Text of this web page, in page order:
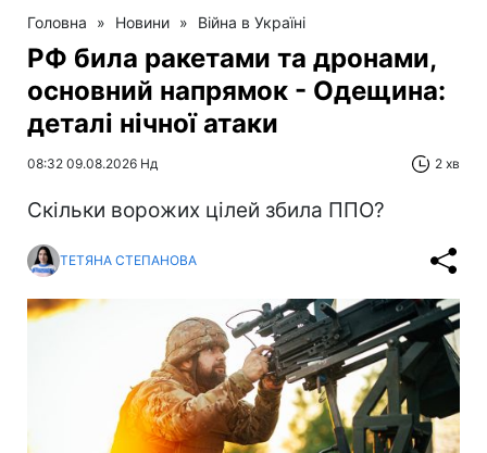
Головна » Новини » Війна в Україні
РФ била ракетами та дронами,
основний напрямок - Одещина:
деталі нічної атаки
08:32 09.08.2026 Нд 2 хв
Скільки ворожих цілей збила ППО?
ТЕТЯНА СТЕПАНОВА